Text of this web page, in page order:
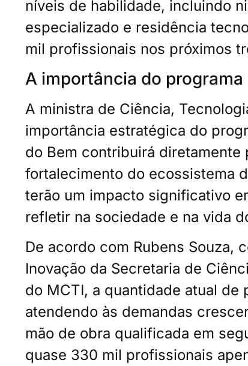
níveis de habilidade, incluindo
especializado e residência
mil profissionais nos próximos
A importância do programa
A ministra de Ciência,
importância estratégica do
do Bem contribuirá
fortalecimento do ecossistema
terão um impacto significativo
refletir na sociedade e na vida
De acordo com Rubens Souza,
Inovação da Secretaria de
do MCTI, a quantidade atual
atendendo às demandas
mão de obra qualificada em
quase 330 mil profissionais